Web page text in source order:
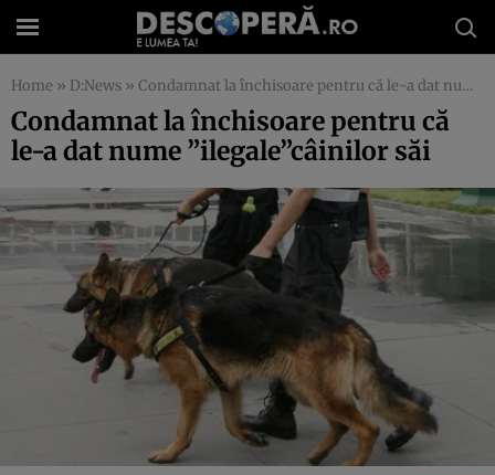
Home » D:News » Condamnat la închisoare pentru că le-a dat nume ”ilegale”câinilor săi
Condamnat la închisoare pentru că
le-a dat nume ”ilegale”câinilor săi